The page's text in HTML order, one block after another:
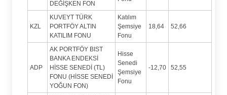
DEĞİŞKEN FON
KZL
KUVEYT TÜRK
PORTFÖY ALTIN
KATILIM FONU
Katılım
Şemsiye
Fonu
18,64 52,66
ADP
AK PORTFÖY BIST
BANKA ENDEKSİ
HİSSE SENEDİ (TL)
FONU (HİSSE SENEDİ
YOĞUN FON)
Hisse
Senedi
Şemsiye
Fonu
-12,70 52,55